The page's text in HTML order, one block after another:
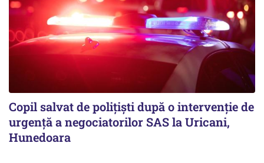
Copil salvat de polițiști după o intervenție de
urgență a negociatorilor SAS la Uricani,
Hunedoara